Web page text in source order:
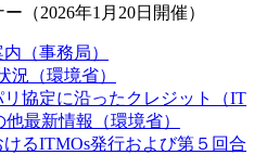
（2026年1月20日開催）
（事務局）
況（環境省）
協定に沿ったクレジット（IT
最新情報（環境省）
るITMOs発行および第５回合